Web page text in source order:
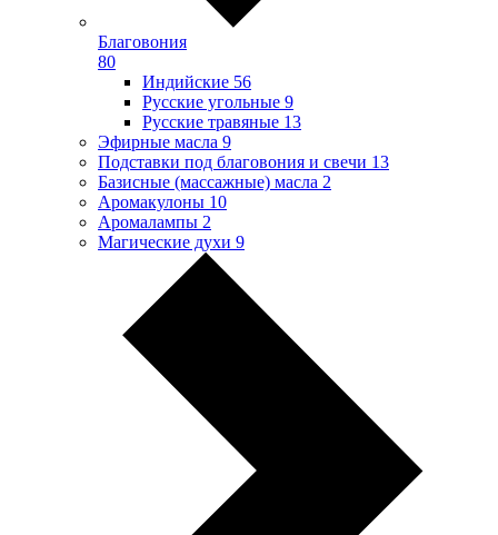
Благовония
80
Индийские 56
Русские угольные 9
Русские травяные 13
Эфирные масла 9
Подставки под благовония и свечи 13
Базисные (массажные) масла 2
Аромакулоны 10
Аромалампы 2
Магические духи 9